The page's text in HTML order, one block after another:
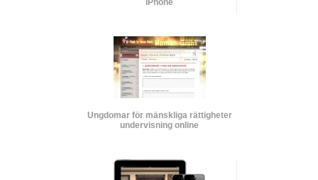
iPhone
Ungdomar för mänskliga rättigheter
undervisning online